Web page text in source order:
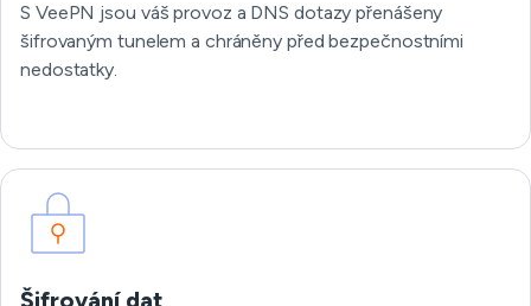
S VeePN jsou váš provoz a DNS dotazy přenášeny
šifrovaným tunelem a chráněny před bezpečnostními
nedostatky.
Šifrování dat